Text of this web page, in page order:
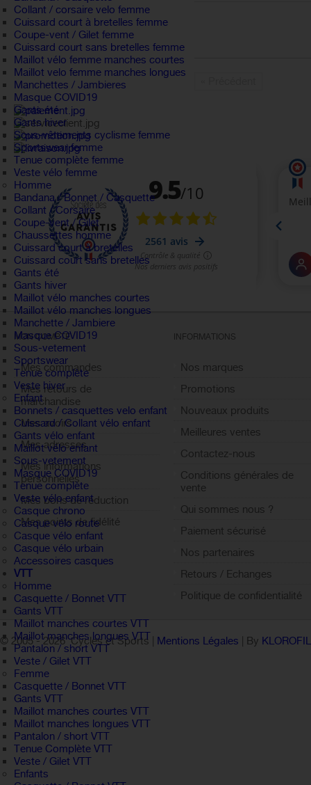
Collant / corsaire velo femme
Cuissard court à bretelles femme
Coupe-vent / Gilet femme
Cuissard court sans bretelles femme
Maillot vélo femme manches courtes
Maillot velo femme manches longues
Manchettes / Jambieres
Masque COVID19
Gants été
Gants hiver
Sous-vêtements cyclisme femme
Sportswear femme
Tenue complète femme
Veste vélo femme
Homme
Bandana / Bonnet / Casquette
Collant / Corsaire
Coupe-vent / Gilet
Chaussettes homme
Cuissard court à bretelles
Cuissard court sans bretelles
Gants été
Gants hiver
Maillot vélo manches courtes
Maillot vélo manches longues
Manchette / Jambiere
Masque COVID19
Sous-vetement
Sportswear
Tenue complète
Veste hiver
Enfant
Bonnets / casquettes velo enfant
Cuissard / Collant vélo enfant
Gants vélo enfant
Maillot vélo enfant
Sous-vetement
Masque COVID19
Tenue complète
Veste vélo enfant
Casque chrono
Casque vélo route
Casque vélo enfant
Casque vélo urbain
Accessoires casques
VTT
Homme
Casquette / Bonnet VTT
Gants VTT
Maillot manches courtes VTT
Maillot manches longues VTT
Pantalon / short VTT
Veste / Gilet VTT
Femme
Casquette / Bonnet VTT
Gants VTT
Maillot manches courtes VTT
Maillot manches longues VTT
Pantalon / short VTT
Tenue Complète VTT
Veste / Gilet VTT
Enfants
MON COMPTE
Mes commandes
Mes retours de
marchandise
Mes avoirs
Mes adresses
Mes informations
personnelles
Mes bons de réduction
Mes points de fidélité
Sign out
INFORMATIONS
Nos marques
Promotions
Nouveaux produits
Meilleures ventes
Contactez-nous
Conditions générales de
vente
Qui sommes nous ?
Paiement sécurisé
Nos partenaires
Retours / Echanges
Politique de confidentialité
© 2005 -2026 Cycles et Sports | Mentions Légales | By